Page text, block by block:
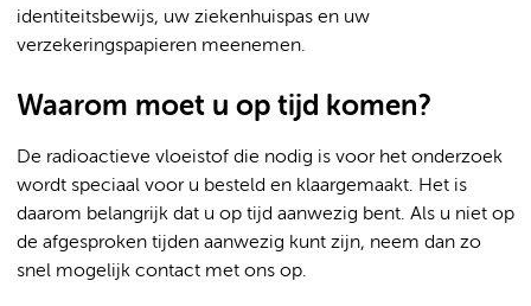
identiteitsbewijs, uw ziekenhuispas en uw
verzekeringspapieren meenemen.
Waarom moet u op tijd komen?
De radioactieve vloeistof die nodig is voor het onderzoek
wordt speciaal voor u besteld en klaargemaakt. Het is
daarom belangrijk dat u op tijd aanwezig bent. Als u niet op
de afgesproken tijden aanwezig kunt zijn, neem dan zo
snel mogelijk contact met ons op.